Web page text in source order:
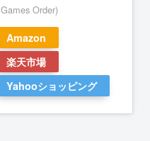
Games Order)
Amazon
楽天市場
Yahooショッピング